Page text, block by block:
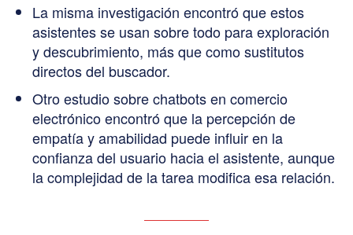
La misma investigación encontró que estos
asistentes se usan sobre todo para exploración
y descubrimiento, más que como sustitutos
directos del buscador.
Otro estudio sobre chatbots en comercio
electrónico encontró que la percepción de
empatía y amabilidad puede influir en la
confianza del usuario hacia el asistente, aunque
la complejidad de la tarea modifica esa relación.